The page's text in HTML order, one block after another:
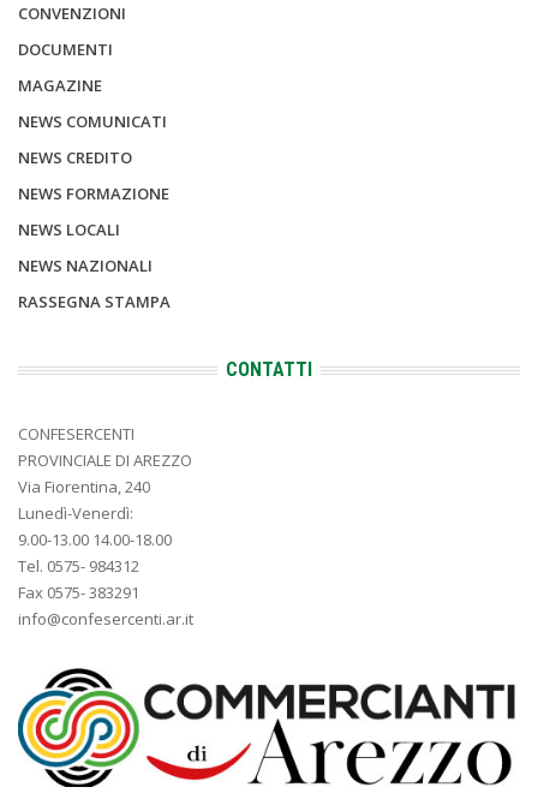
CONVENZIONI
DOCUMENTI
MAGAZINE
NEWS COMUNICATI
NEWS CREDITO
NEWS FORMAZIONE
NEWS LOCALI
NEWS NAZIONALI
RASSEGNA STAMPA
CONTATTI
CONFESERCENTI
PROVINCIALE DI AREZZO
Via Fiorentina, 240
Lunedì-Venerdì:
9.00-13.00 14.00-18.00
Tel. 0575- 984312
Fax 0575- 383291
info@confesercenti.ar.it